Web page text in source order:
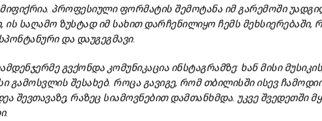
მიფიქრია. პროფესიულიფორმატის შემოტანა იმგარემოში
ის საღამო ზუსტადიმ სახითდარჩენილიყო ჩემს მეხსიერებაში,
სპონტანურიდა დაუგეგმავი.
გვქონდაკომუნიკაცია ინსტაგრამზე: ხანმისი
გამოსვლის შესახებ. როცა გავიგე, რომთბილისშიისევ
შევთავაზე, რაზეც სიამოვნებითდამთანხმდა. უკვეშვედეთში